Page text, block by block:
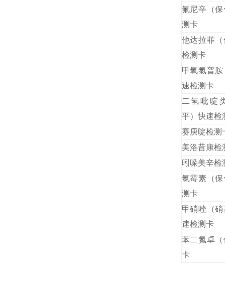
氟尼辛 （
测卡
他达拉菲
检测卡
甲氧氯普胺
速检测卡
二氢吡啶
平）快速检
赛庚啶检测
美洛昔康检
吲哚美辛检
氯霉素（
测卡
甲硝唑（
速检测卡
苯二氮卓
卡